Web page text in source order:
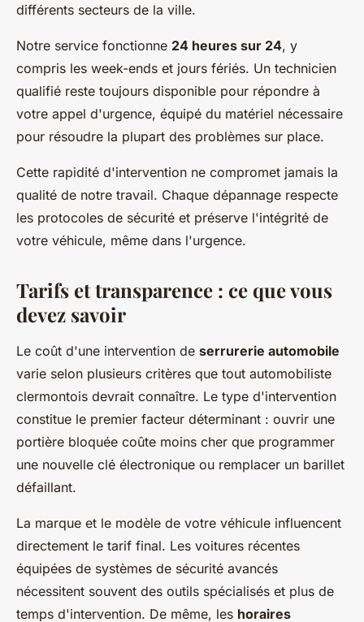
différents secteurs de la ville.
Notre service fonctionne 24 heures sur 24, y
compris les week-ends et jours fériés. Un technicien
qualifié reste toujours disponible pour répondre à
votre appel d'urgence, équipé du matériel nécessaire
pour résoudre la plupart des problèmes sur place.
Cette rapidité d'intervention ne compromet jamais la
qualité de notre travail. Chaque dépannage respecte
les protocoles de sécurité et préserve l'intégrité de
votre véhicule, même dans l'urgence.
Tarifs et transparence : ce que vous
devez savoir
Le coût d'une intervention de serrurerie automobile
varie selon plusieurs critères que tout automobiliste
clermontois devrait connaître. Le type d'intervention
constitue le premier facteur déterminant : ouvrir une
portière bloquée coûte moins cher que programmer
une nouvelle clé électronique ou remplacer un barillet
défaillant.
La marque et le modèle de votre véhicule influencent
directement le tarif final. Les voitures récentes
équipées de systèmes de sécurité avancés
nécessitent souvent des outils spécialisés et plus de
temps d'intervention. De même, les horaires